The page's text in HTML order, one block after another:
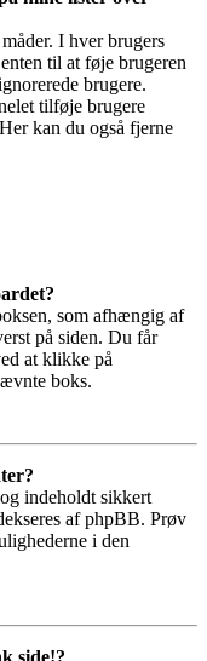
I hver brugers
til at føje brugeren
brugere.
tilføje brugere
kan du også fjerne
som afhængig af
på siden. Du får
at klikke på
boks.
indeholdt sikkert
af phpBB. Prøv
i den
side!?